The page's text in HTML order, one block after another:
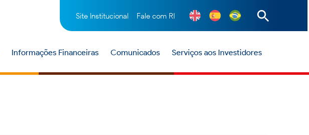
Site Institucional Fale com RI
Informações Financeiras Comunicados Serviços aos Investidores